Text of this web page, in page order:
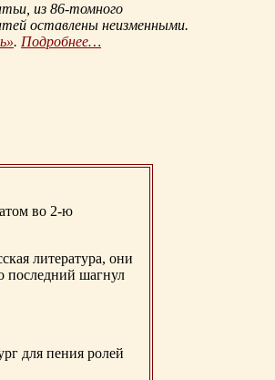
из 86-томного
оставлены неизменными.
. Подробнее…
во 2-ю
литература, они
последний шагнул
для пения ролей